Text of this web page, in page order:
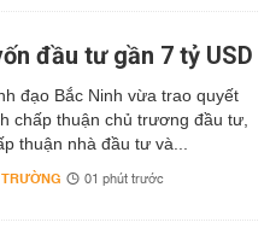
đầu tư gần 7 tỷ USD
đạo Bắc Ninh vừa trao quyết
chấp thuận chủ trương đầu tư,
thuận nhà đầu tư và...
01 phút trước